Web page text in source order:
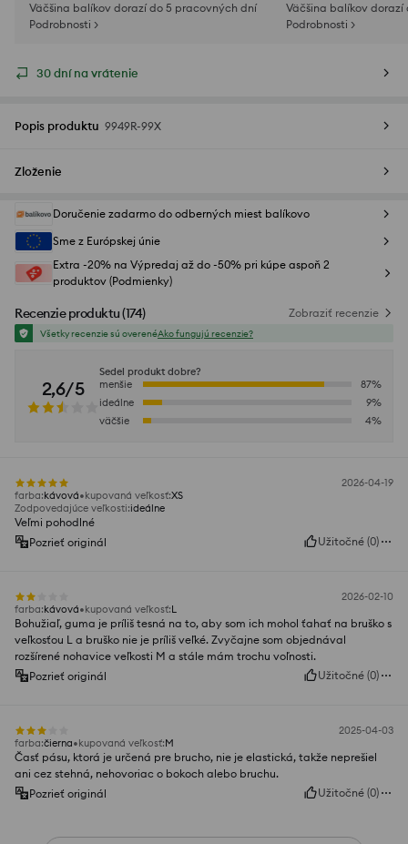
Väčšina balíkov dorazí do 5 pracovných dní
Podrobnosti >
Väčšina balíkov
Podrobnosti >
30 dní na vrátenie
Popis produktu 9949R-99X
Zloženie
Doručenie zadarmo do odberných miest balíkovo
Sme z Európskej únie
Extra -20% na Výpredaj až do -50% pri kúpe aspoň 2
produktov (Podmienky)
Recenzie produktu(174) Zobraziť recenzie
Všetky recenzie sú overenéAko fungujú recenzie?
2,6/5
Sedel produkt dobre?
menšie
87%
ideálne
9%
väčšie
4%
2026-04-19
farba:kávová kupovaná veľkosť:XS
Zodpovedajúce veľkosti:ideálne
Veľmi pohodlné
Pozrieť originál
Užitočné (0)
2026-02-10
farba:kávová kupovaná veľkosť:L
Bohužiaľ, guma je príliš tesná na to, aby som ich mohol ťahať na bruško s
veľkosťou L a bruško nie je príliš veľké. Zvyčajne som objednával
rozšírené nohavice veľkosti M a stále mám trochu voľnosti.
Pozrieť originál
Užitočné (0)
2025-04-03
farba:čierna kupovaná veľkosť:M
Časť pásu, ktorá je určená pre brucho, nie je elastická, takže neprešiel
ani cez stehná, nehovoriac o bokoch alebo bruchu.
Pozrieť originál
Užitočné (0)